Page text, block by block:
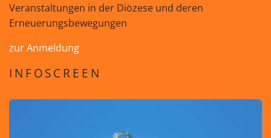
Veranstaltungen in der Diözese und deren
Erneuerungsbewegungen
zur Anmeldung
INFOSCREEN